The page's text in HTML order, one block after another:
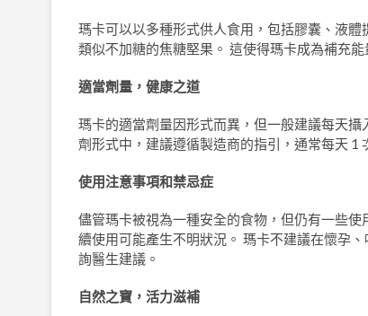
瑪卡可以以多種形式供人食用，包括膠囊、液
類似不加糖的焦糖堅果。 這使得瑪卡成為補充
適當劑量，健康之道
瑪卡的適當劑量因形式而異，但一般建議每天攝
劑形式中，建議遵循製造商的指引，通常每天 1
使用注意事項和禁忌症
儘管瑪卡被視為一種安全的食物，但仍有一些
續使用可能產生不明狀況。 瑪卡不建議在懷孕
詢醫生建議。
自然之寶，活力滋補